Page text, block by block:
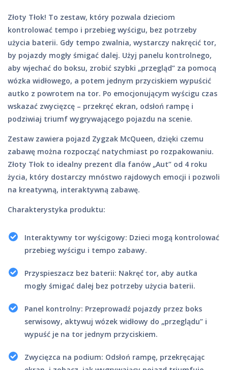
Złoty Tłok! To zestaw, który pozwala dzieciom
kontrolować tempo i przebieg wyścigu, bez potrzeby
użycia baterii. Gdy tempo zwalnia, wystarczy nakręcić tor,
by pojazdy mogły śmigać dalej. Użyj panelu kontrolnego,
aby wjechać do boksu, zrobić szybki „przegląd” za pomocą
wózka widłowego, a potem jednym przyciskiem wypuścić
autko z powrotem na tor. Po emocjonującym wyścigu czas
wskazać zwycięzcę – przekręć ekran, odsłoń rampę i
podziwiaj triumf wygrywającego pojazdu na scenie.
Zestaw zawiera pojazd Zygzak McQueen, dzięki czemu
zabawę można rozpocząć natychmiast po rozpakowaniu.
Złoty Tłok to idealny prezent dla fanów „Aut” od 4 roku
życia, który dostarczy mnóstwo rajdowych emocji i pozwoli
na kreatywną, interaktywną zabawę.
Charakterystyka produktu:
Interaktywny tor wyścigowy: Dzieci mogą kontrolować
przebieg wyścigu i tempo zabawy.
Przyspieszacz bez baterii: Nakręć tor, aby autka
mogły śmigać dalej bez potrzeby użycia baterii.
Panel kontrolny: Przeprowadź pojazdy przez boks
serwisowy, aktywuj wózek widłowy do „przeglądu” i
wypuść je na tor jednym przyciskiem.
Zwycięzca na podium: Odsłoń rampę, przekręcając